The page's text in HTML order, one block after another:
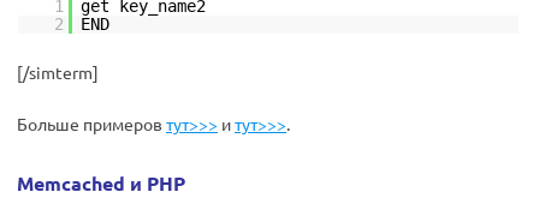
1
get key_name2
2
END
[/simterm]
Больше примеров тут>>> итут>>>.
Memcached и PHP